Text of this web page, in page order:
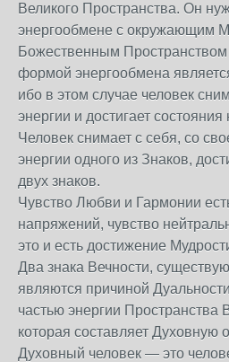
Великого Пространства. Он
энергообмене с окружающим
Божественным
формой энергообмена
ибо в этом случае человек
энергии и достигает состояния
Человек снимает с себя, со
энергии одного из Знаков,
двух знаков.
Чувство Любви и Гармонии
напряжений, чувство
это и есть достижение
Два знака Вечности,
являются причиной
частью энергии Пространства
которая составляет Духовную
Духовный человек — это